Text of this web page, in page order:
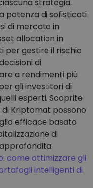
strategia.
potenza di sofisticati
di mercato in
allocation in
per gestire il rischio
di
a rendimenti più
gli investitori di
esperti. Scoprite
Kriptomat possono
efficace basato
di
come ottimizzare gli
intelligenti di